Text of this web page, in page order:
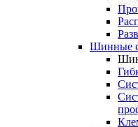
Шинные